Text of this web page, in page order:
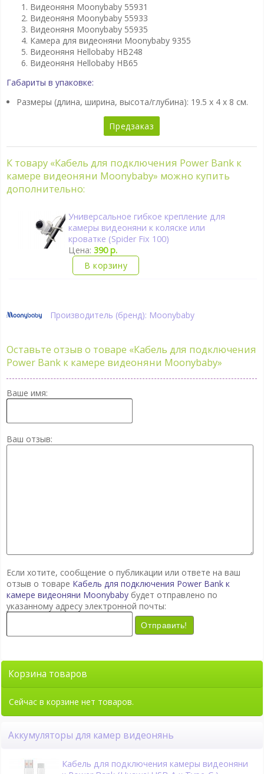
Видеоняня Moonybaby 55931
Видеоняня Moonybaby 55933
Видеоняня Moonybaby 55935
Камера для видеоняни Moonybaby 9355
Видеоняня Hellobaby HB248
Видеоняня Hellobaby HB65
Габариты в упаковке:
Размеры (длина, ширина, высота/глубина): 19.5 x 4 x 8 см.
Предзаказ
К товару «Кабель для подключения Power Bank к
камере видеоняни Moonybaby» можно купить
дополнительно:
Универсальное гибкое крепление для
камеры видеоняни к коляске или
кроватке (Spider Fix 100)
Цена:390 р.
В корзину
Производитель (бренд): Moonybaby
Оставьте отзыв о товаре «Кабель для подключения
Power Bank к камере видеоняни Moonybaby»
Ваше имя:
Ваш отзыв:
Если хотите, сообщение о публикации или ответе на ваш
отзыв о товаре Кабель для подключения Power Bank к
камере видеоняни Moonybabyбудет отправлено по
указанному адресу электронной почты:
Отправить!
Корзина товаров
Сейчас в корзине нет товаров.
Аккумуляторы для камер видеонянь
Кабель для подключения камеры видеоняни